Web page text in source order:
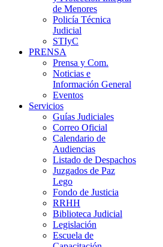
de Menores
Policía Técnica
Judicial
STIyC
PRENSA
Prensa y Com.
Noticias e
Información General
Eventos
Servicios
Guías Judiciales
Correo Oficial
Calendario de
Audiencias
Listado de Despachos
Juzgados de Paz
Lego
Fondo de Justicia
RRHH
Biblioteca Judicial
Legislación
Escuela de